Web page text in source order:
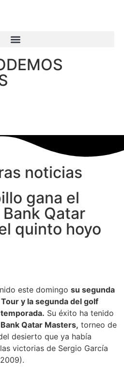
noticias
gana el
Qatar
quinto hoyo
este domingo su segunda
y la segunda del golf
Su éxito ha tenido
Qatar Masters, torneo de
desierto que ya había
victorias de Sergio García